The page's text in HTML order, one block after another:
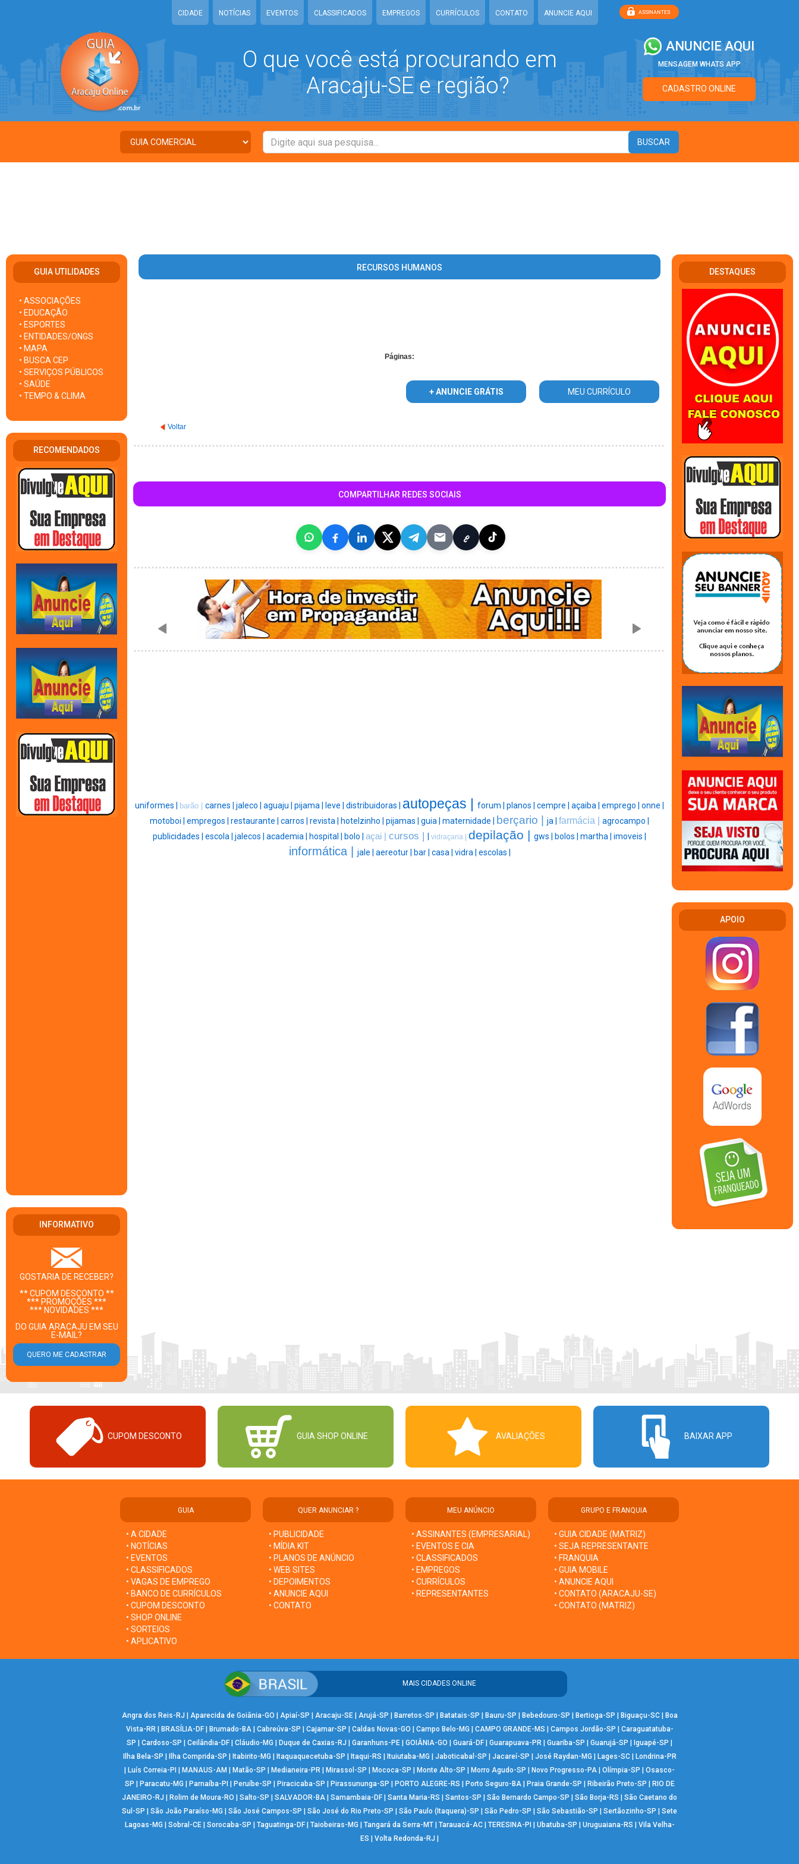
CIDADE NOTÍCIAS EVENTOS CLASSIFICADOS EMPREGOS CURRÍCULOS CONTATO ANUNCIE AQUI
O que você está procurando em
Aracaju-SE e região?
ANUNCIE AQUI
MENSAGEM WHATS APP
CADASTRO ONLINE
GUIA UTILIDADES
• ASSOCIAÇÕES
• EDUCAÇÃO
• ESPORTES
• ENTIDADES/ONGS
• MAPA
• BUSCA CEP
• SERVIÇOS PÚBLICOS
• SAÚDE
• TEMPO & CLIMA
RECOMENDADOS
INFORMATIVO
GOSTARIA DE RECEBER?
** CUPOM DESCONTO **
*** PROMOÇÕES ***
*** NOVIDADES ***
DO GUIA ARACAJU EM SEU
E-MAIL?
RECURSOS HUMANOS
Páginas:
+ ANUNCIE GRÁTIS MEU CURRÍCULO
Voltar
COMPARTILHAR REDES SOCIAIS
uniformes | barão | carnes | jaleco | aguaju | pijama | leve | distribuidoras | autopeças | forum | planos | cempre | açaiba | emprego | onne |
motoboi | empregos | restaurante | carros | revista | hotelzinho | pijamas | guia | maternidade | berçario | ja | farmácia | agrocampo |
publicidades | escola | jalecos | academia | hospital | bolo | açai | cursos | vidraçaria | depilação | gws | bolos | martha | imoveis |
informática | jale | aereotur | bar | casa | vidra | escolas |
DESTAQUES
APOIO
CUPOM DESCONTO GUIA SHOP ONLINE AVALIAÇÕES BAIXAR APP
GUIA
• A CIDADE
• NOTÍCIAS
• EVENTOS
• CLASSIFICADOS
• VAGAS DE EMPREGO
• BANCO DE CURRÍCULOS
• CUPOM DESCONTO
• SHOP ONLINE
• SORTEIOS
• APLICATIVO
QUER ANUNCIAR ?
• PUBLICIDADE
• MÍDIA KIT
• PLANOS DE ANÚNCIO
• WEB SITES
• DEPOIMENTOS
• ANUNCIE AQUI
• CONTATO
MEU ANÚNCIO
• ASSINANTES (EMPRESARIAL)
• EVENTOS E CIA
• CLASSIFICADOS
• EMPREGOS
• CURRÍCULOS
• REPRESENTANTES
GRUPO E FRANQUIA
• GUIA CIDADE (MATRIZ)
• SEJA REPRESENTANTE
• FRANQUIA
• GUIA MOBILE
• ANUNCIE AQUI
• CONTATO (ARACAJU-SE)
• CONTATO (MATRIZ)
MAIS CIDADES ONLINE
Angra dos Reis-RJ | Aparecida de Goiânia-GO | Apiaí-SP | Aracaju-SE| Arujá-SP | Barretos-SP | Batatais-SP | Bauru-SP | Bebedouro-SP | Bertioga-SP | Biguaçu-SC| Boa
Vista-RR | BRASÍLIA-DF| Brumado-BA| Cabreúva-SP | Cajamar-SP | Caldas Novas-GO | Campo Belo-MG | CAMPO GRANDE-MS | Campos Jordão-SP | Caraguatatuba-
SP | Cardoso-SP | Ceilândia-DF | Cláudio-MG | Duque de Caxias-RJ | Garanhuns-PE | GOIÂNIA-GO | Guará-DF | Guarapuava-PR | Guariba-SP | Guarujá-SP | Iguapé-SP |
Ilha Bela-SP | Ilha Comprida-SP | Itabirito-MG | Itaquaquecetuba-SP | Itaqui-RS | Ituiutaba-MG | Jaboticabal-SP | Jacareí-SP | José Raydan-MG | Lages-SC| Londrina-PR
| Luís Correia-PI | MANAUS-AM | Matão-SP | Medianeira-PR | Mirassol-SP | Mococa-SP | Monte Alto-SP | Morro Agudo-SP | Novo Progresso-PA | Olímpia-SP | Osasco-
SP | Paracatu-MG | Parnaíba-PI | Peruíbe-SP | Piracicaba-SP | Pirassununga-SP | PORTO ALEGRE-RS | Porto Seguro-BA| Praia Grande-SP | Ribeirão Preto-SP | RIO DE
JANEIRO-RJ | Rolim de Moura-RO | Salto-SP | SALVADOR-BA | Samambaia-DF | Santa Maria-RS | Santos-SP | São Bernardo Campo-SP | São Borja-RS | São Caetano do
Sul-SP | São João Paraíso-MG | São José Campos-SP | São José do Rio Preto-SP | São Paulo (Itaquera)-SP | São Pedro-SP | São Sebastião-SP | Sertãozinho-SP | Sete
Lagoas-MG | Sobral-CE| Sorocaba-SP | Taguatinga-DF| Taiobeiras-MG | Tangará da Serra-MT| Tarauacá-AC| TERESINA-PI | Ubatuba-SP | Uruguaiana-RS | Vila Velha-
ES | Volta Redonda-RJ |